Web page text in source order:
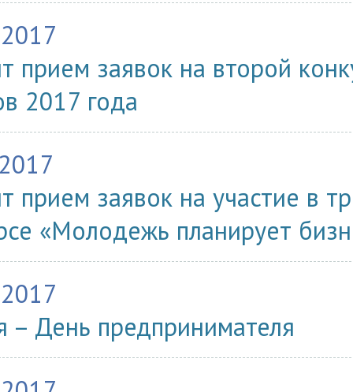
прием заявок на второй
2017 года
прием заявок на участие в
«Молодежь планирует
– День предпринимателя